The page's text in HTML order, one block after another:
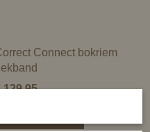
Connect bokriem
129,95